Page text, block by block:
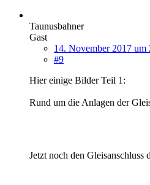
Taunusbahner
Gast
14. November 2017 um
#9
Hier einige Bilder Teil 1:
Rund um die Anlagen der
Jetzt noch den Gleisanschluss